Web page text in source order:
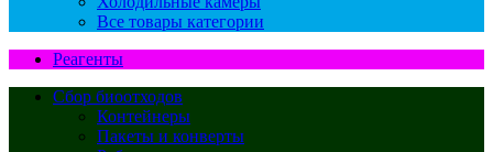
Все товары категории
Реагенты
Сбор биоотходов
Контейнеры
Пакеты и конверты